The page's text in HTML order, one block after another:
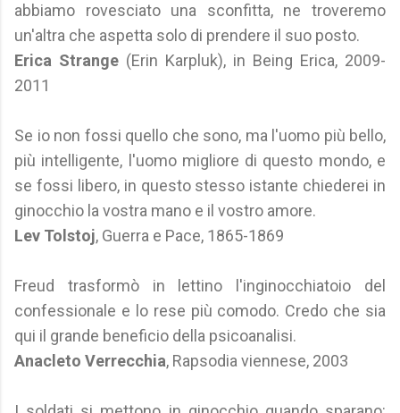
abbiamo rovesciato una sconfitta, ne troveremo
un'altra che aspetta solo di prendere il suo posto.
Erica Strange (Erin Karpluk), in Being Erica, 2009-
2011
Se io non fossi quello che sono, ma l'uomo più bello,
più intelligente, l'uomo migliore di questo mondo, e
se fossi libero, in questo stesso istante chiederei in
ginocchio la vostra mano e il vostro amore.
Lev Tolstoj, Guerra e Pace, 1865-1869
Freud trasformò in lettino l'inginocchiatoio del
confessionale e lo rese più comodo. Credo che sia
qui il grande beneficio della psicoanalisi.
Anacleto Verrecchia, Rapsodia viennese, 2003